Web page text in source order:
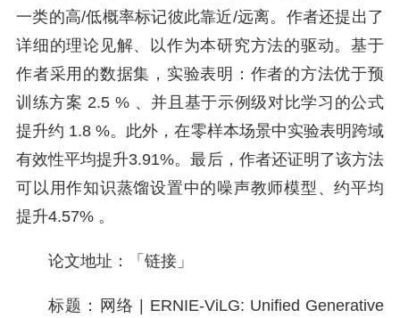
一类的高/低概率标记彼此靠近/远离。作者还提出了
详细的理论见解、以作为本研究方法的驱动。基于
作者采用的数据集，实验表明：作者的方法优于预
训练方案 2.5 % 、并且基于示例级对比学习的公式
提升约 1.8 %。此外，在零样本场景中实验表明跨域
有效性平均提升3.91%。最后，作者还证明了该方法
可以用作知识蒸馏设置中的噪声教师模型、约平均
提升4.57% 。
论文地址：「链接」
标题：网络 | ERNIE-ViLG: Unified Generative